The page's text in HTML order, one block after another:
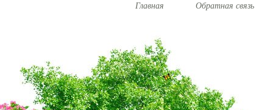
Главная Обратная связь